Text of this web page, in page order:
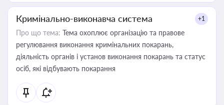
Кримінально-виконавча система +1
Про що тема: Тема охоплює організацію та правове
регулювання виконання кримінальних покарань,
діяльність органів і установ виконання покарань та статус
осіб, які відбувають покарання